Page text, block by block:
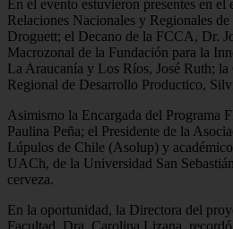
En el evento estuvieron presentes en
Relaciones Nacionales y Regionales
Droguett; el Decano de la FCCA, Dr.
Macrozonal de la Fundación para la
La Araucanía y Los Ríos, José Ruth;
Regional de Desarrollo Productico,
Asimismo la Encargada del Programa
Paulina Peña; el Presidente de la
Lúpulos de Chile (Asolup) y
UACh, de la Universidad San
cerveza.
En la oportunidad, la Directora del